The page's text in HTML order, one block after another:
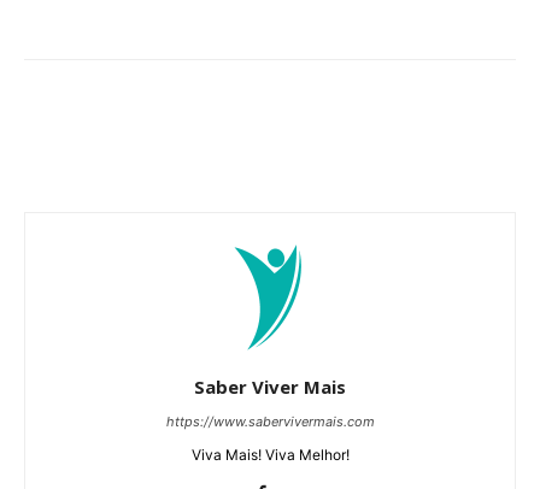
Saber Viver Mais
https://www.sabervivermais.com
Viva Mais! Viva Melhor!